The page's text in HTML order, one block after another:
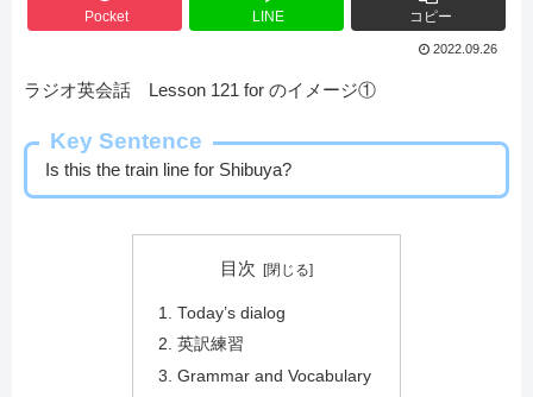
Pocket LINE コピー
2022.09.26
ラジオ英会話 Lesson 121 for のイメージ①
Key Sentence
Is this the train line for Shibuya?
目次
Today’s dialog
英訳練習
Grammar and Vocabulary